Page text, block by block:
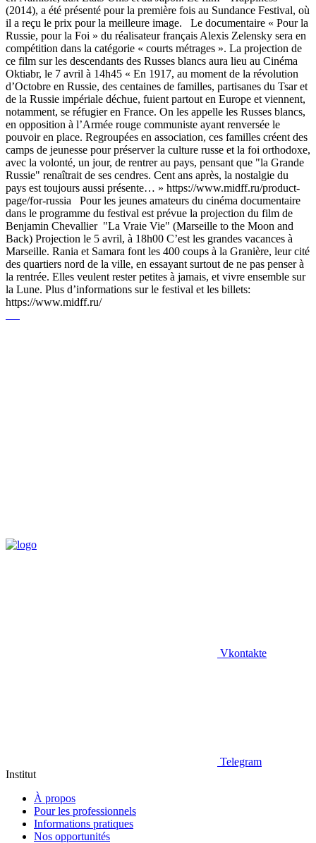
(2014), a été présenté pour la première fois au Sundance Festival, où
il a reçu le prix pour la meilleure image. Le documentaire « Pour la
Russie, pour la Foi » du réalisateur français Alexis Zelensky sera en
compétition dans la catégorie « courts métrages ». La projection de
ce film sur les descendants des Russes blancs aura lieu au Cinéma
Oktiabr, le 7 avril à 14h45 « En 1917, au moment de la révolution
d’Octobre en Russie, des centaines de familles, partisanes du Tsar et
de la Russie impériale déchue, fuient partout en Europe et viennent,
notamment, se réfugier en France. On les appelle les Russes blancs,
en opposition à l’Armée rouge communiste ayant renversée le
pouvoir en place. Regroupées en association, ces familles créent des
camps de jeunesse pour préserver la culture russe et la foi orthodoxe,
avec la volonté, un jour, de rentrer au pays, pensant que "la Grande
Russie" renaîtrait de ses cendres. Cent ans après, la nostalgie du
pays est toujours aussi présente… » https://www.midff.ru/product-
page/for-russia Pour les jeunes amateurs du cinéma documentaire
dans le programme du festival est prévue la projection du film de
Benjamin Chevallier "La Vraie Vie" (Marseille to the Moon and
Back) Projection le 5 avril, à 18h00 C’est les grandes vacances à
Marseille. Rania et Samara font les 400 coups à la Granière, leur cité
des quartiers nord de la ville, en essayant surtout de ne pas penser à
la rentrée. Elles veulent rester petites à jamais, et vivre ensemble sur
la Lune. Plus d’informations sur le festival et les billets:
https://www.midff.ru/
Vkontakte
Telegram
Institut
À propos
Pour les professionnels
Informations pratiques
Nos opportunités